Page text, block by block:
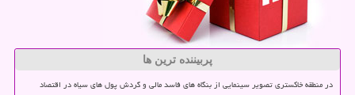
پربیننده ترین ها
در منطقه خاکستری تصویر سینمایی از بنگاه های فاسد مالی و گردش پول های سیاه در اقتصاد